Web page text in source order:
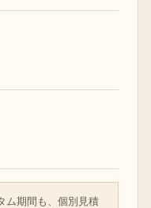
ム期間も、個別見積